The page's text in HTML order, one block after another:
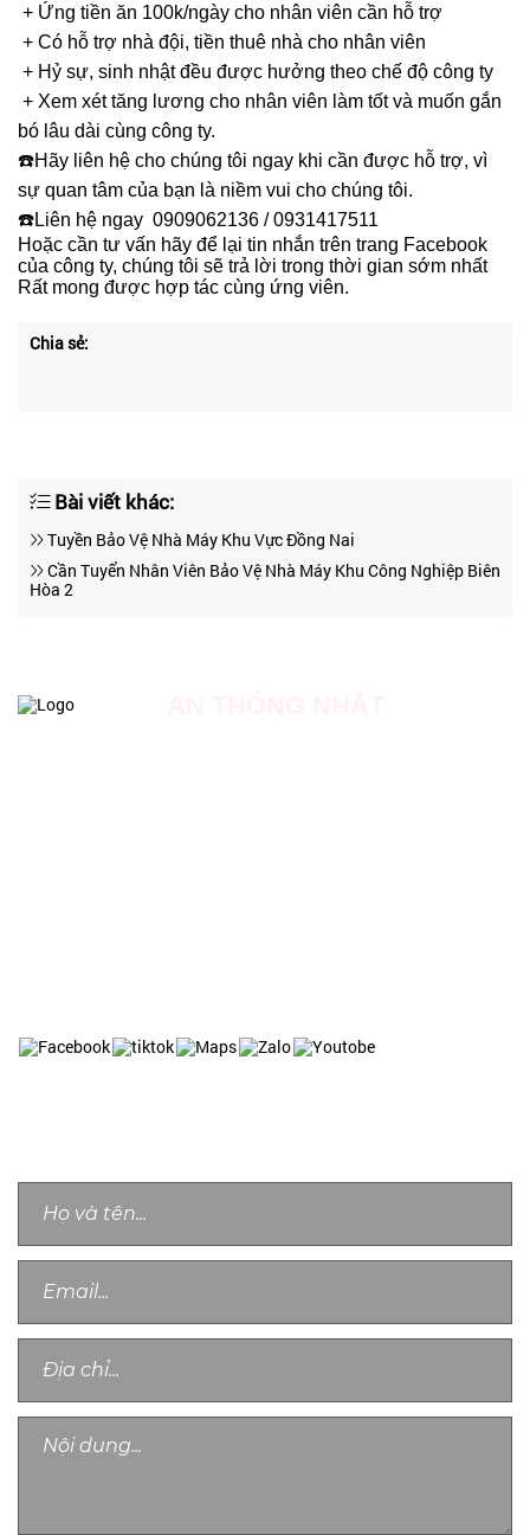
+ Ứng tiền ăn 100k/ngày cho nhân viên cần hỗ trợ
+ Có hỗ trợ nhà đội, tiền thuê nhà cho nhân viên
+ Hỷ sự, sinh nhật đều được hưởng theo chế độ công ty
+ Xem xét tăng lương cho nhân viên làm tốt và muốn gắn
bó lâu dài cùng công ty.
☎️Hãy liên hệ cho chúng tôi ngay khi cần được hỗ trợ, vì
sự quan tâm của bạn là niềm vui cho chúng tôi.
☎️Liên hệ ngay 0909062136 / 0931417511
Hoặc cần tư vấn hãy để lại tin nhắn trên trang Facebook
của công ty, chúng tôi sẽ trả lời trong thời gian sớm nhất
Rất mong được hợp tác cùng ứng viên.
Chia sẻ:
Bài viết khác:
Tuyền Bảo Vệ Nhà Máy Khu Vực Đồng Nai
Cần Tuyển Nhân Viên Bảo Vệ Nhà Máy Khu Công Nghiệp Biên
Hòa 2